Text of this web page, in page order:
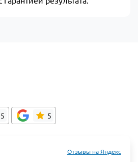
5 5
Отзывы на Яндекс